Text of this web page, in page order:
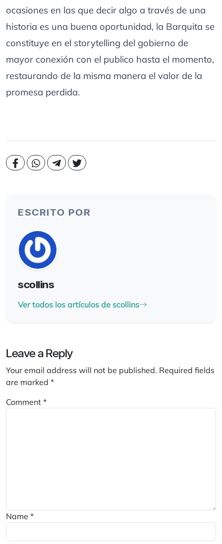
ocasiones en las que decir algo a través de una
historia es una buena oportunidad, la Barquita se
constituye en el storytelling del gobierno de
mayor conexión con el publico hasta el momento,
restaurando de la misma manera el valor de la
promesa perdida.
ESCRITO POR
scollins
Ver todos los artículos de scollins
Leave a Reply
Your email address will not be published. Required fields
are marked *
Comment *
Name *